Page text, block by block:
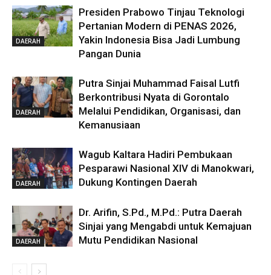
DAERAH
Presiden Prabowo Tinjau Teknologi
Pertanian Modern di PENAS 2026,
Yakin Indonesia Bisa Jadi Lumbung
Pangan Dunia
DAERAH
Putra Sinjai Muhammad Faisal Lutfi
Berkontribusi Nyata di Gorontalo
Melalui Pendidikan, Organisasi, dan
Kemanusiaan
DAERAH
Wagub Kaltara Hadiri Pembukaan
Pesparawi Nasional XIV di Manokwari,
Dukung Kontingen Daerah
DAERAH
Dr. Arifin, S.Pd., M.Pd.: Putra Daerah
Sinjai yang Mengabdi untuk Kemajuan
Mutu Pendidikan Nasional